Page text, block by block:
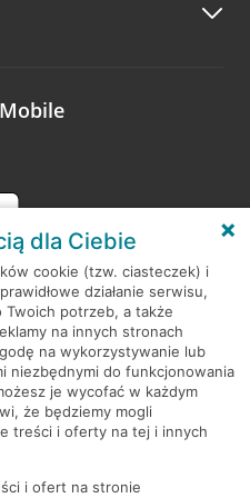
nami opinią o wizycie.
dla Ciebie
cookie (tzw. ciasteczek) i
działanie serwisu,
potrzeb, a także
na innych stronach
na wykorzystywanie lub
niezbędnymi do funkcjonowania
je wycofać w każdym
że będziemy mogli
treści i oferty na tej i innych
i ofert na stronie